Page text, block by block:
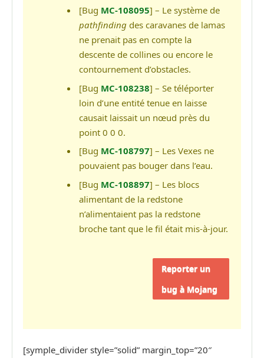
[Bug MC-108095] – Le système de
pathfinding des caravanes de lamas
ne prenait pas en compte la
descente de collines ou encore le
contournement d’obstacles.
[Bug MC-108238] – Se téléporter
loin d’une entité tenue en laisse
causait laissait un nœud près du
point 0 0 0.
[Bug MC-108797] – Les Vexes ne
pouvaient pas bouger dans l’eau.
[Bug MC-108897] – Les blocs
alimentant de la redstone
n’alimentaient pas la redstone
broche tant que le fil était mis-à-jour.
Reporter un
bug à Mojang
[symple_divider style=”solid” margin_top=”20″